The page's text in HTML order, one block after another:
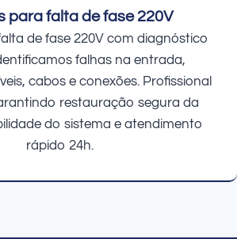
para falta de fase 220V
de fase 220V com diagnóstico
falhas na entrada,
cabos e conexões. Profissional
restauração segura da
do sistema e atendimento
rápido 24h.